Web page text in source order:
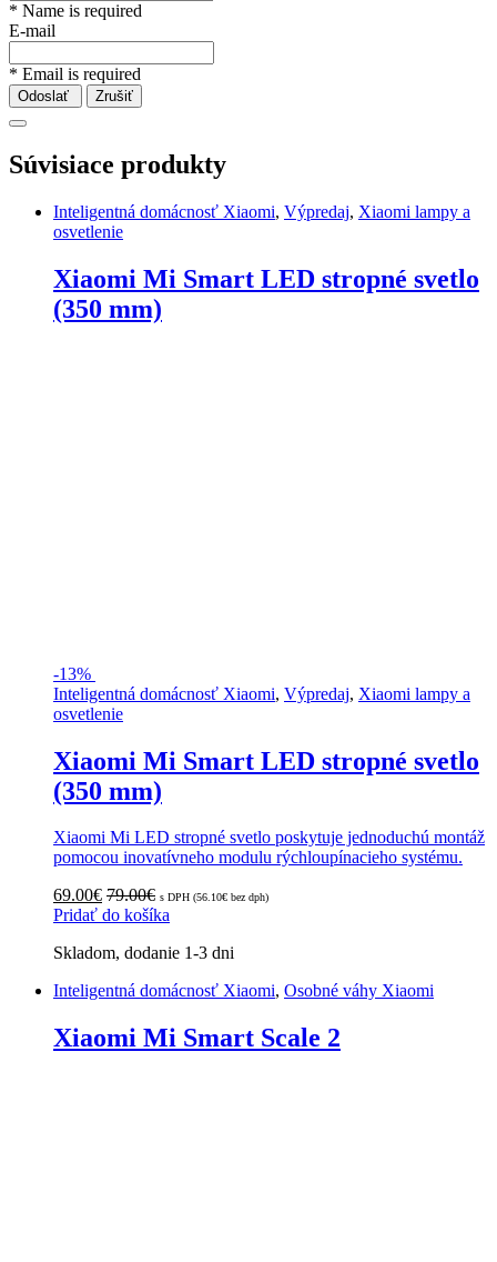
* Name is required
E-mail
* Email is required
Odoslať Zrušiť
Súvisiace produkty
Inteligentná domácnosť Xiaomi, Výpredaj, Xiaomi lampy a
osvetlenie
Xiaomi Mi Smart LED stropné svetlo
(350 mm)
-13%
Inteligentná domácnosť Xiaomi, Výpredaj, Xiaomi lampy a
osvetlenie
Xiaomi Mi Smart LED stropné svetlo
(350 mm)
Xiaomi Mi LED stropné svetlo poskytuje jednoduchú montáž
pomocou inovatívneho modulu rýchloupínacieho systému.
69.00€ 79.00€ s DPH (56.10€ bez dph)
Pridať do košíka
Skladom, dodanie 1-3 dni
Inteligentná domácnosť Xiaomi, Osobné váhy Xiaomi
Xiaomi Mi Smart Scale 2